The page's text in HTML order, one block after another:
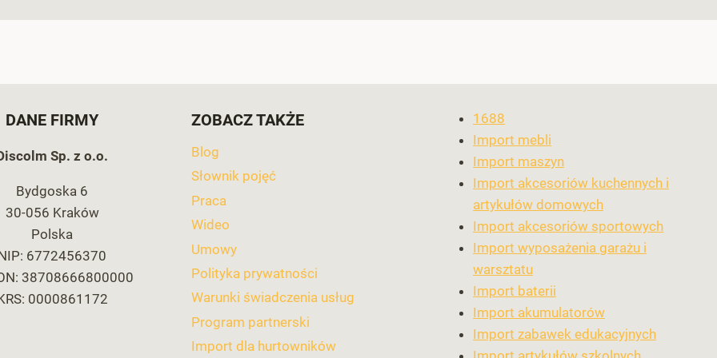
DANE FIRMY
Sp. z o.o.
Bydgoska 6
30-056 Kraków
Polska
6772456370
38708666800000
0000861172
ZOBACZ TAKŻE
Blog
Słownik pojęć
Praca
Wideo
Umowy
Polityka prywatności
Warunki świadczenia usług
Program partnerski
Import dla hurtowników
1688
Import mebli
Import maszyn
Import akcesoriów kuchennych i
artykułów domowych
Import akcesoriów sportowych
Import wyposażenia garażu i
warsztatu
Import baterii
Import akumulatorów
Import zabawek edukacyjnych